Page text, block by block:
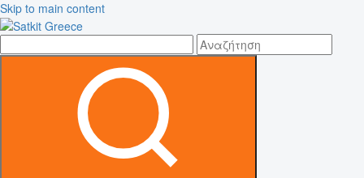
Skip to main content